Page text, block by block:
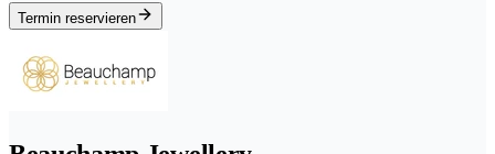
Termin reservieren